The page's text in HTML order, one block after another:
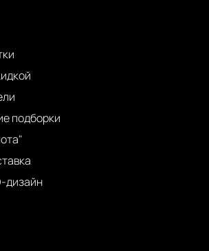
подборки
дизайн